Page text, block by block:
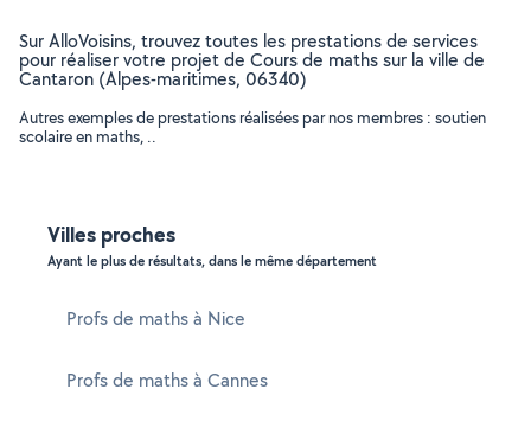
Sur AlloVoisins, trouvez toutes les prestations de services
pour réaliser votre projet de Cours de maths sur la ville de
Cantaron (Alpes-maritimes, 06340)
Autres exemples de prestations réalisées par nos membres : soutien
scolaire en maths, ..
Villes proches
Ayant le plus de résultats, dans le même département
Profs de maths à Nice
Profs de maths à Cannes